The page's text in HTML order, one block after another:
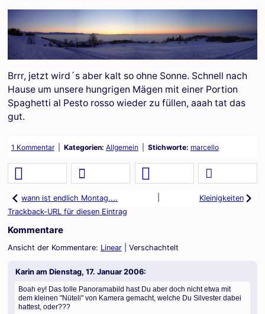
Brrr, jetzt wird´s aber kalt so ohne Sonne. Schnell nach
Hause um unsere hungrigen Mägen mit einer Portion
Spaghetti al Pesto rosso wieder zu füllen, aaah tat das
gut.
1 Kommentar Kategorien: Allgemein Stichworte: marcello
wann ist endlich Montag....
Kleinigkeiten
Trackback-URL für diesen Eintrag
Kommentare
Ansicht der Kommentare: Linear| Verschachtelt
Karin am Dienstag, 17. Januar 2006:
Boah ey! Das tolle Panoramabild hast Du aber doch nicht etwa mit
dem kleinen "Nüteli" von Kamera gemacht, welche Du Silvester dabei
hattest, oder???